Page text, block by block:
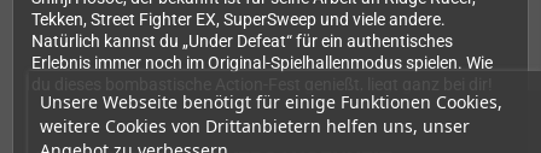
Unsere Webseite benötigt für einige Funktionen Cookies,
weitere Cookies von Drittanbietern helfen uns, unser
Tekken, Street Fighter EX, SuperSweep und viele andere.
Natürlich kannst du „Under Defeat“ für ein authentisches
Erlebnis immer noch im Original-Spielhallenmodus spielen. Wie